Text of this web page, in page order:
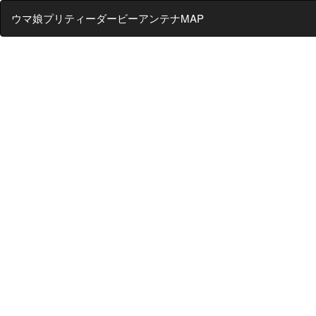
ウマ娘プリティーダービーアンテナMAP